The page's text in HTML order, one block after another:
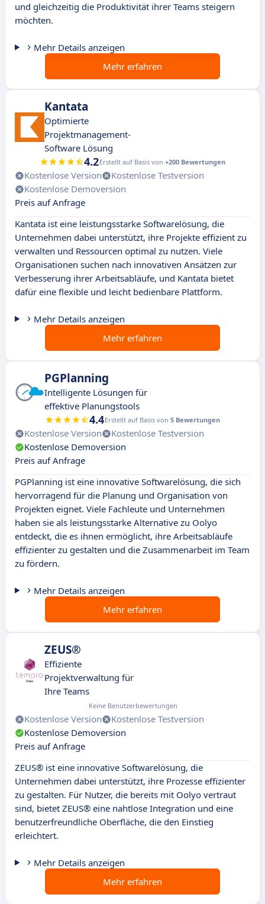
und gleichzeitig die Produktivität ihrer Teams steigern
möchten.
Mehr Details anzeigen
Mehr erfahren
Kantata
Optimierte
Projektmanagement-
Software Lösung
4.2Erstellt auf Basis von +200 Bewertungen
Kostenlose Version
Kostenlose Testversion
Kostenlose Demoversion
Preis auf Anfrage
Kantata ist eine leistungsstarke Softwarelösung, die
Unternehmen dabei unterstützt, ihre Projekte effizient zu
verwalten und Ressourcen optimal zu nutzen. Viele
Organisationen suchen nach innovativen Ansätzen zur
Verbesserung ihrer Arbeitsabläufe, und Kantata bietet
dafür eine flexible und leicht bedienbare Plattform.
Mehr Details anzeigen
Mehr erfahren
PGPlanning
Intelligente Lösungen für
effektive Planungstools
4.4Erstellt auf Basis von 5 Bewertungen
Kostenlose Version
Kostenlose Testversion
Kostenlose Demoversion
Preis auf Anfrage
PGPlanning ist eine innovative Softwarelösung, die sich
hervorragend für die Planung und Organisation von
Projekten eignet. Viele Fachleute und Unternehmen
haben sie als leistungsstarke Alternative zu Oolyo
entdeckt, die es ihnen ermöglicht, ihre Arbeitsabläufe
effizienter zu gestalten und die Zusammenarbeit im Team
zu fördern.
Mehr Details anzeigen
Mehr erfahren
ZEUS®
Effiziente
Projektverwaltung für
Ihre Teams
Keine Benutzerbewertungen
Kostenlose Version
Kostenlose Testversion
Kostenlose Demoversion
Preis auf Anfrage
ZEUS® ist eine innovative Softwarelösung, die
Unternehmen dabei unterstützt, ihre Prozesse effizienter
zu gestalten. Für Nutzer, die bereits mit Oolyo vertraut
sind, bietet ZEUS® eine nahtlose Integration und eine
benutzerfreundliche Oberfläche, die den Einstieg
erleichtert.
Mehr Details anzeigen
Mehr erfahren